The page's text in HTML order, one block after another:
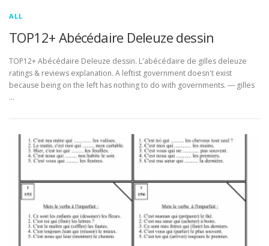
ALL
TOP12+ Abécédaire Deleuze dessin
TOP12+ Abécédaire Deleuze dessin. L'abécédaire de gilles deleuze
ratings & reviews explanation. A leftist government doesn't exist
because being on the left has nothing to do with governments. ― gilles
…